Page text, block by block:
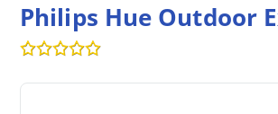
Philips Hue Outdoor